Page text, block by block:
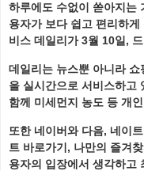
하루에도 수없이 쏟아지는
용자가 보다 쉽고 편리하
비스 데일리가3월 10일 ,
데일리는 뉴스뿐 아니라 쇼
을 실시간으로 서비스하고
함께 미세먼지 농도 등 개
또한 네이버와 다음, 네이
트 바로가기 , 나만의 즐겨
용자의 입장에서 생각하고